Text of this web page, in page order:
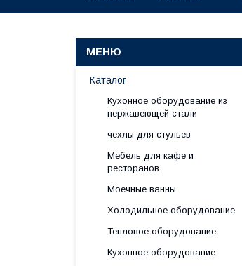
Каталог
Кухонное оборудование из
нержавеющей стали
чехлы для стульев
Мебель для кафе и
ресторанов
Моечные ванны
Холодильное оборудование
Тепловое оборудование
Кухонное оборудование